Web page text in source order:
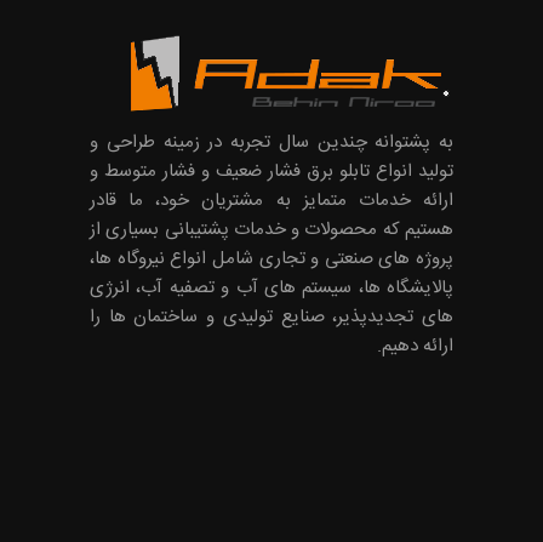
به پشتوانه چندین سال تجربه در زمینه طراحی و
تولید انواع تابلو برق فشار ضعیف و فشار متوسط و
ارائه خدمات متمایز به مشتریان خود، ما قادر
هستیم که محصولات و خدمات پشتیبانی بسیاری از
پروژه های صنعتی و تجاری شامل انواع نیروگاه ها،
پالایشگاه ها، سیستم های آب و تصفیه آب، انرژی
های تجدیدپذیر، صنایع تولیدی و ساختمان ها را
ارائه دهیم.